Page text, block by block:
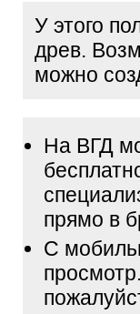
У этого
древ.
можно
На ВГД
прямо в
С